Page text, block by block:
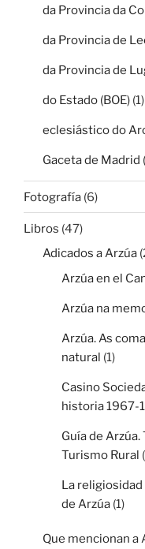
da Provincia da
da Provincia de
da Provincia de
do Estado (BOE) (1)
eclesiástico do
Gaceta de Madrid
Fotografía (6)
Libros (47)
Adicados a Arzúa
Arzúa en el
Arzúa na
Arzúa. As
natural (1)
Casino
historia 1967-
Guía de
Turismo Rural
La
de Arzúa (1)
Que mencionan a